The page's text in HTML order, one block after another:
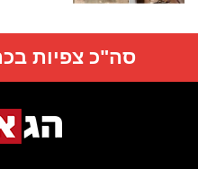
סה"כ צפיות